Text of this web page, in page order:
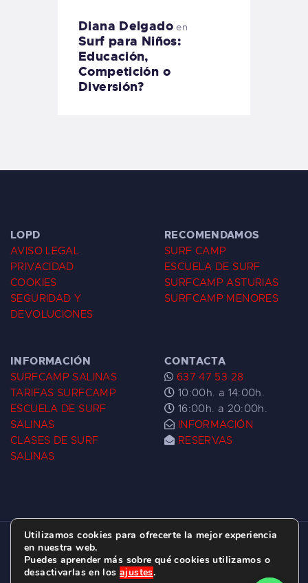
Diana Delgadoen
Surf para Niños:
Educación,
Competición o
Diversión?
LOPD
AVISO LEGAL
PRIVACIDAD
COOKIES
SEGURIDAD Y
DEVOLUCIONES
RECOMENDAMOS
SURF CAMP
ESCUELA DE SURF
SURFCAMP ASTURIAS
SURFCAMP MENORES
INFORMACIÓN
SURFCAMP SALINAS
TARIFAS SURFCAMP
ESCUELA DE SURF
SALINAS
CLASES DE SURF
SALINAS
CONTACTA
637 47 53 28
10:00h. a 14:00h.
16:00h. a 20:00h.
INFORMACIÓN
RESERVAS
ESCUELA DE SURF LAS DUNAS ©
C/ BERNARDO ÁLVAREZ GALAN 1, SALINAS
(ASTURIAS)
Utilizamos cookies para ofrecerte la mejor experiencia
en nuestra web.
Puedes aprender más sobre qué cookies utilizamos o
desactivarlas en los ajustes.